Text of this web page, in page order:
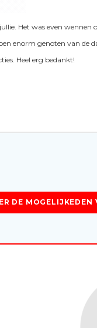
Het was even wennen
enorm genoten van de
Heel erg bedankt!
DE MOGELIJKEDEN